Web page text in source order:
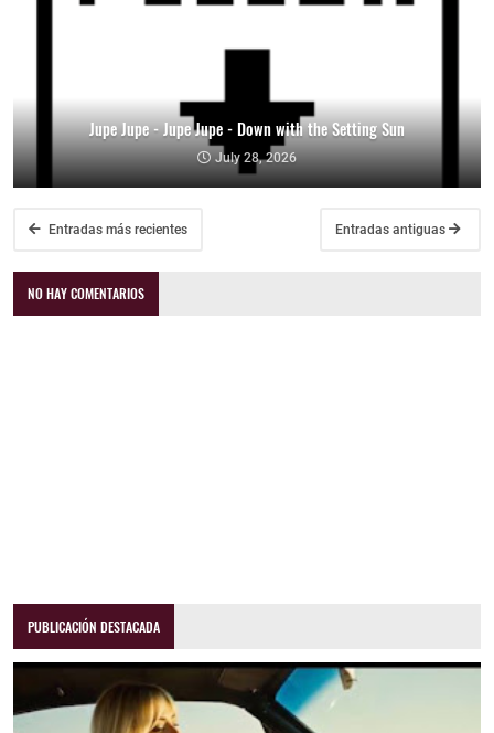
Jupe Jupe - Jupe Jupe - Down with the Setting Sun
July 28, 2026
Entradas más recientes Entradas antiguas
NO HAY COMENTARIOS
PUBLICACIÓN DESTACADA